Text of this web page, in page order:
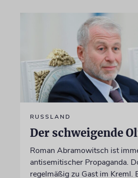
RUSSLAND
Der schweigende
Roman Abramowitsch ist
antisemitischer Propaganda.
regelmäßig zu Gast im Kreml.